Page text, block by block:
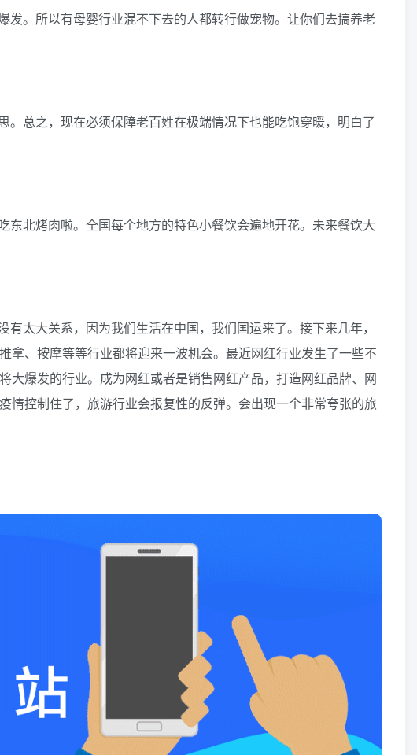
。所以有母婴行业混不下去的人都转行做宠物。让你们去搞养老
总之，现在必须保障老百姓在极端情况下也能吃饱穿暖，明白了
北烤肉啦。全国每个地方的特色小餐饮会遍地开花。未来餐饮大
太大关系，因为我们生活在中国，我们国运来了。接下来几年，
、按摩等等行业都将迎来一波机会。最近网红行业发生了一些不
爆发的行业。成为网红或者是销售网红产品，打造网红品牌、网
控制住了，旅游行业会报复性的反弹。会出现一个非常夸张的旅